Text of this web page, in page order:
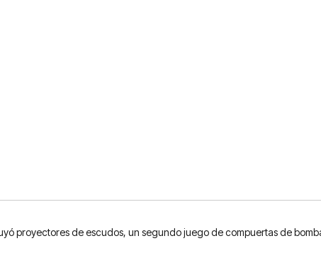
proyectores de escudos, un segundo juego de compuertas de